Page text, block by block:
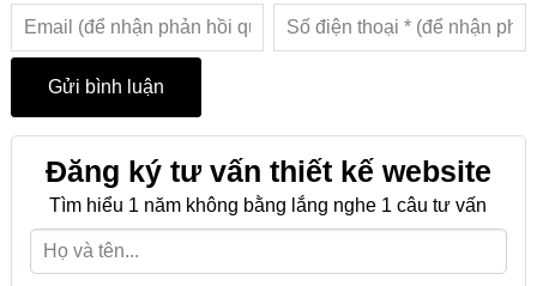
Đăng ký tư vấn thiết kế website
Tìm hiểu 1 năm không bằng lắng nghe 1 câu tư vấn